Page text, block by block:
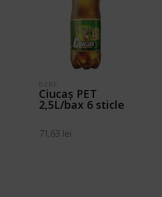
BERE
Ciucaş PET
2,5L/bax 6 sticle
71,63 lei